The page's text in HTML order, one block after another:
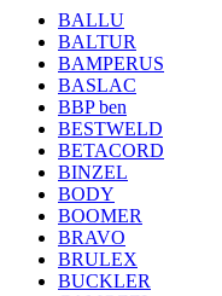
BALLU
BALTUR
BAMPERUS
BASLAC
BBP ben
BESTWELD
BETACORD
BINZEL
BODY
BOOMER
BRAVO
BRULEX
BUCKLER